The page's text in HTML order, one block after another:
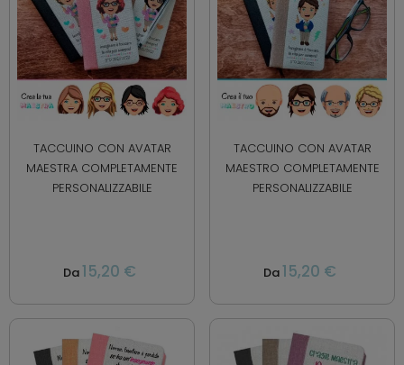
TACCUINO CON AVATAR
MAESTRA COMPLETAMENTE
PERSONALIZZABILE
Da15,20 €
TACCUINO CON AVATAR
MAESTRO COMPLETAMENTE
PERSONALIZZABILE
Da15,20 €